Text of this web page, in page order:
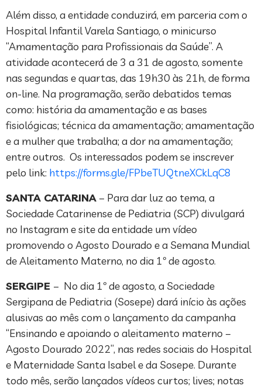
Além disso, a entidade conduzirá, em parceria com o
Hospital Infantil Varela Santiago, o minicurso
“Amamentação para Profissionais da Saúde”. A
atividade acontecerá de 3 a 31 de agosto, somente
nas segundas e quartas, das 19h30 às 21h, de forma
on-line. Na programação, serão debatidos temas
como: história da amamentação e as bases
fisiológicas; técnica da amamentação; amamentação
e a mulher que trabalha; a dor na amamentação;
entre outros. Os interessados podem se inscrever
pelo link: https://forms.gle/FPbeTUQtneXCkLqC8
SANTA CATARINA – Para dar luz ao tema, a
Sociedade Catarinense de Pediatria (SCP) divulgará
no Instagram e site da entidade um vídeo
promovendo o Agosto Dourado e a Semana Mundial
de Aleitamento Materno, no dia 1º de agosto.
SERGIPE – No dia 1º de agosto, a Sociedade
Sergipana de Pediatria (Sosepe) dará início às ações
alusivas ao mês com o lançamento da campanha
“Ensinando e apoiando o aleitamento materno –
Agosto Dourado 2022”, nas redes sociais do Hospital
e Maternidade Santa Isabel e da Sosepe. Durante
todo mês, serão lançados vídeos curtos; lives; notas